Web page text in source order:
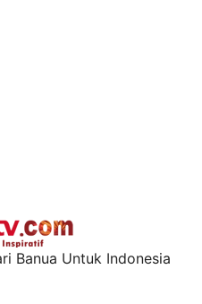
Banua Untuk Indonesia